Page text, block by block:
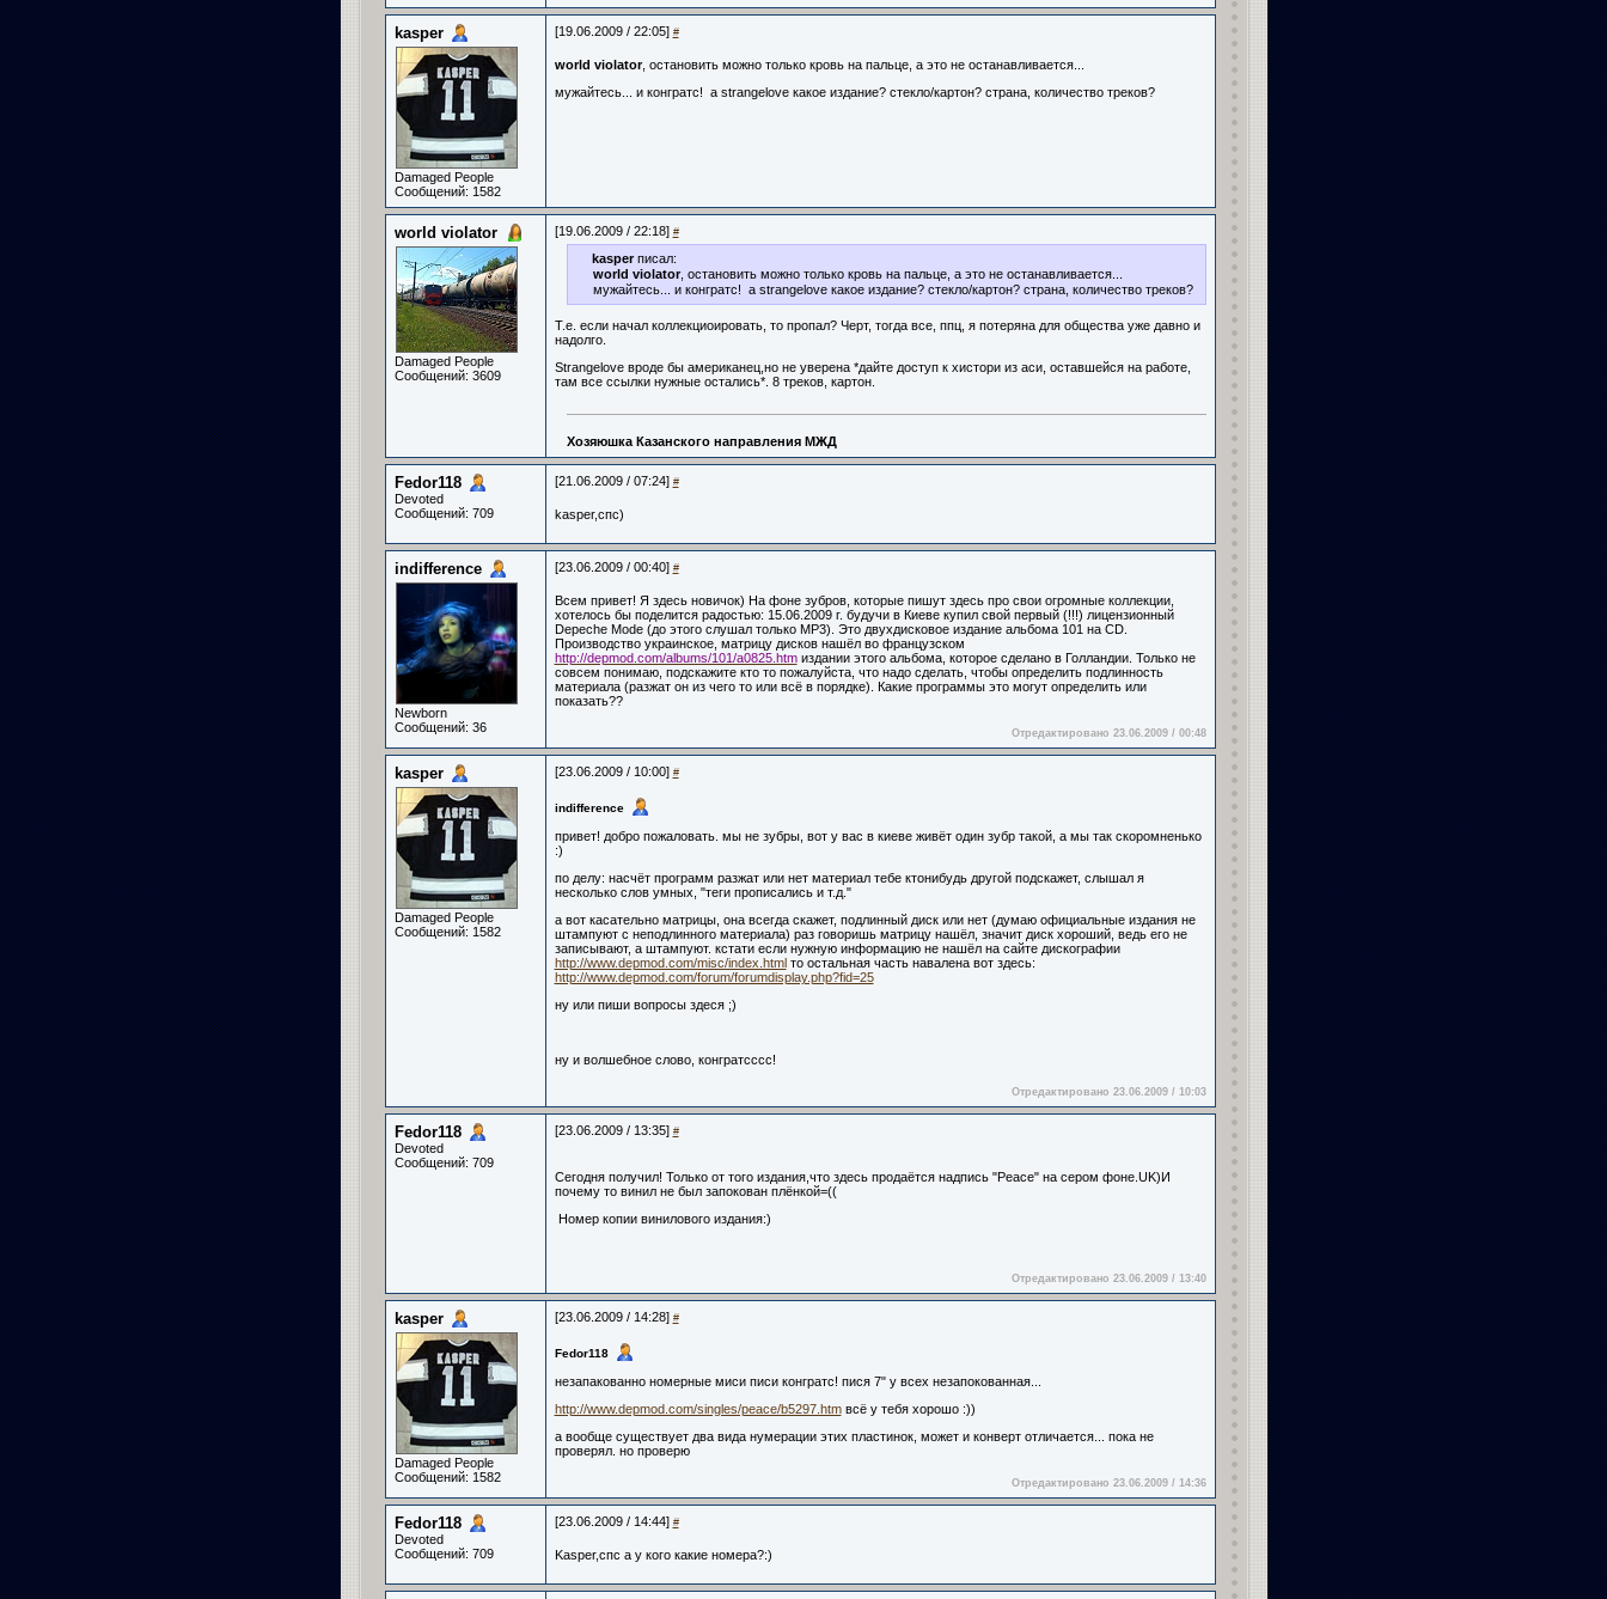
kasper
Damaged People
Сообщений: 1582
[19.06.2009 / 22:05] #
world violator, остановить можно только кровь на пальце, а это не останавливается...
мужайтесь... и конгратс! а strangelove какое издание? стекло/картон? страна, количество треков?
world violator
Damaged People
Сообщений: 3609
[19.06.2009 / 22:18] #
kasperписал:
world violator, остановить можно только кровь на пальце, а это не останавливается...
мужайтесь... и конгратс! а strangelove какое издание? стекло/картон? страна, количество треков?
Т.е. если начал коллекциоировать, то пропал? Черт, тогда все, ппц, я потеряна для общества уже давно и
надолго.
Strangelove вроде бы американец,но не уверена *дайте доступ к хистори из аси, оставшейся на работе,
там все ссылки нужные остались*. 8 треков, картон.
Хозяюшка Казанского направления МЖД
Fedor118
Devoted
Сообщений: 709
[21.06.2009 / 07:24] #
kasper,спс)
indifference
Newborn
Сообщений: 36
[23.06.2009 / 00:40] #
Всем привет! Я здесь новичок) На фоне зубров, которые пишут здесь про свои огромные коллекции,
хотелось бы поделится радостью: 15.06.2009 г. будучи в Киеве купил свой первый (!!!) лицензионный
Depeche Mode (до этого слушал только MP3). Это двухдисковое издание альбома 101 на CD.
Производство украинское, матрицу дисков нашёл во французском
http://depmod.com/albums/101/a0825.htmиздании этого альбома, которое сделано в Голландии. Только не
совсем понимаю, подскажите кто то пожалуйста, что надо сделать, чтобы определить подлинность
материала (разжат он из чего то или всё в порядке). Какие программы это могут определить или
показать??
Отредактировано 23.06.2009 / 00:48
kasper
Damaged People
Сообщений: 1582
[23.06.2009 / 10:00] #
indifference
привет! добро пожаловать. мы не зубры, вот у вас в киеве живёт один зубр такой, а мы так скоромненько
:)
по делу: насчёт программ разжат или нет материал тебе ктонибудь другой подскажет, слышал я
несколько слов умных, "теги прописались и т.д."
а вот касательно матрицы, она всегда скажет, подлинный диск или нет (думаю официальные издания не
штампуют с неподлинного материала) раз говоришь матрицу нашёл, значит диск хороший, ведь его не
записывают, а штампуют. кстати если нужную информацию не нашёл на сайте дискографии
http://www.depmod.com/misc/index.htmlто остальная часть навалена вот здесь:
http://www.depmod.com/forum/forumdisplay.php?fid=25
ну или пиши вопросы здеся ;)
ну и волшебное слово, конгратсссс!
Отредактировано 23.06.2009 / 10:03
Fedor118
Devoted
Сообщений: 709
[23.06.2009 / 13:35] #
Сегодня получил! Только от того издания,что здесь продаётся надпись "Peace" на сером фоне.UK)И
почему то винил не был запокован плёнкой=((
Номер копии винилового издания:)
Отредактировано 23.06.2009 / 13:40
kasper
Damaged People
Сообщений: 1582
[23.06.2009 / 14:28] #
Fedor118
незапакованно номерные миси писи конгратс! пися 7" у всех незапокованная...
http://www.depmod.com/singles/peace/b5297.htmвсё у тебя хорошо :))
а вообще существует два вида нумерации этих пластинок, может и конверт отличается... пока не
проверял. но проверю
Отредактировано 23.06.2009 / 14:36
Fedor118
Devoted
Сообщений: 709
[23.06.2009 / 14:44] #
Kasper,спс а у кого какие номера?:)